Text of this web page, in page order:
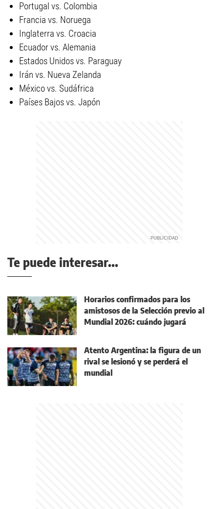
Portugal vs. Colombia
Francia vs. Noruega
Inglaterra vs. Croacia
Ecuador vs. Alemania
Estados Unidos vs. Paraguay
Irán vs. Nueva Zelanda
México vs. Sudáfrica
Países Bajos vs. Japón
Te puede interesar...
⁠Horarios confirmados para los
amistosos de la Selección previo al
Mundial 2026: cuándo jugará
Atento Argentina: la figura de un
rival se lesionó y se perderá el
mundial